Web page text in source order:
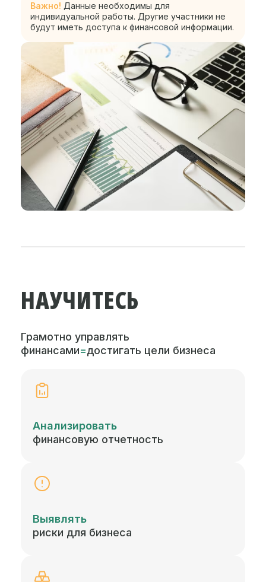
Важно! Данные необходимы для
индивидуальной работы. Другие участники не
будут иметь доступа к финансовой информации.
НАУЧИТЕСЬ
Грамотно управлять
финансами=достигать цели бизнеса
Анализировать
финансовую отчетность
Выявлять
риски для бизнеса